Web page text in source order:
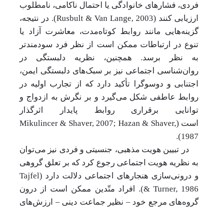
فردی، فشارهای خانوادگی یا احتمال ناکامی، نامطلوب
ارزیابی کنند (Rusbult & Van Lange, 2003). در نتیجه،
گزینه‌هایی مانند روابط کوتاه‌مدت، معاشرت آزاد یا
تنوع در ارتباطات ممکن است از نظر فرد سودمندتر
به نظر برسد. همچنین، نظریه دلبستگی در
روان‌شناسی اجتماعی نیز بر سبک‌های دلبستگی ایمن،
اجتنابی و دوسوگرا تأکید دارد که از تجارب اولیه در
روابط عاطفی شکل می‌گیرد و بر نگرش به ازدواج و
توانایی برقراری روابط پایدار اثرگذار
است (
Mikulincer & Shaver, 2007; Hazan & Shaver,
1987
).
در تبیین هویت مذهبی، جنسیتی و فردی نیز می‌توان
به نظریه هویت اجتماعی رجوع کرد که بر تعلق گروهی
و درونی‌سازی هنجارهای اجتماعی دلالت دارد (Tajfel
& Turner, 1986). افراد متّدین ممکن است از درون
گروه‌های مرجع خود– نظیر جماعت دینی– ارزش‌های